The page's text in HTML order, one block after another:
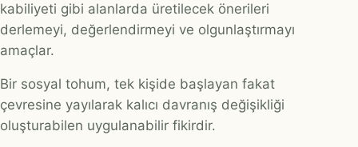
kabiliyeti gibi alanlarda üretilecek önerileri
derlemeyi, değerlendirmeyi ve olgunlaştırmayı
amaçlar.
Bir sosyal tohum, tek kişide başlayan fakat
çevresine yayılarak kalıcı davranış değişikliği
oluşturabilen uygulanabilir fikirdir.